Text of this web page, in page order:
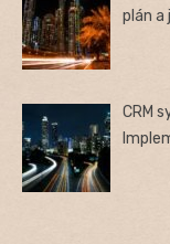
plán a
CRM